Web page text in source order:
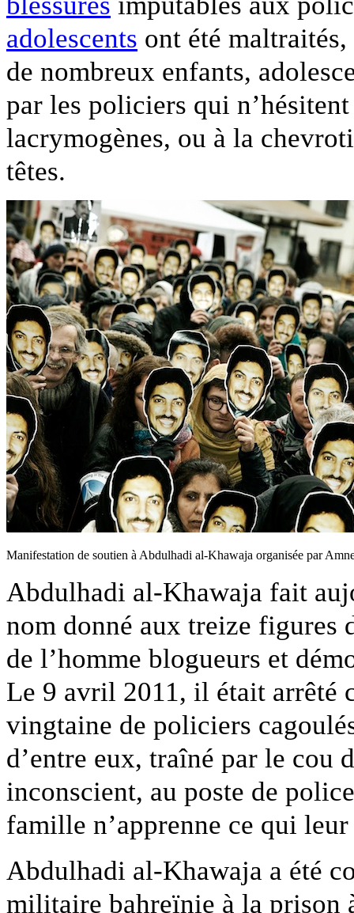
adolescents ont été
de nombreux enfants,
par les policiers qui
lacrymogènes, ou à la
têtes.
Manifestation de soutien à Abdulhadi al-Khawaja organisée par
Abdulhadi al-Khawaja fait
nom donné aux treize figures
de l’homme blogueurs et
Le 9 avril 2011, il était arrêté
vingtaine de policiers
d’entre eux, traîné par le cou
inconscient, au poste de
famille n’apprenne ce qui
Abdulhadi al-Khawaja a été
militaire bahreïnie à la prison